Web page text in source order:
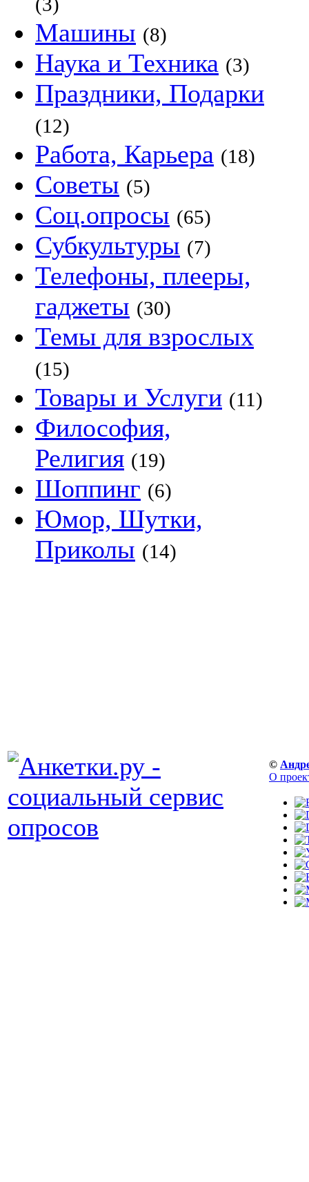
Машины (8)
Наука и Техника (3)
Праздники, Подарки
(12)
Работа, Карьера (18)
Советы (5)
Соц.опросы (65)
Субкультуры (7)
Телефоны, плееры,
гаджеты (30)
Темы для взрослых
(15)
Товары и Услуги (11)
Философия,
Религия (19)
Шоппинг (6)
Юмор, Шутки,
Приколы (14)
©
О